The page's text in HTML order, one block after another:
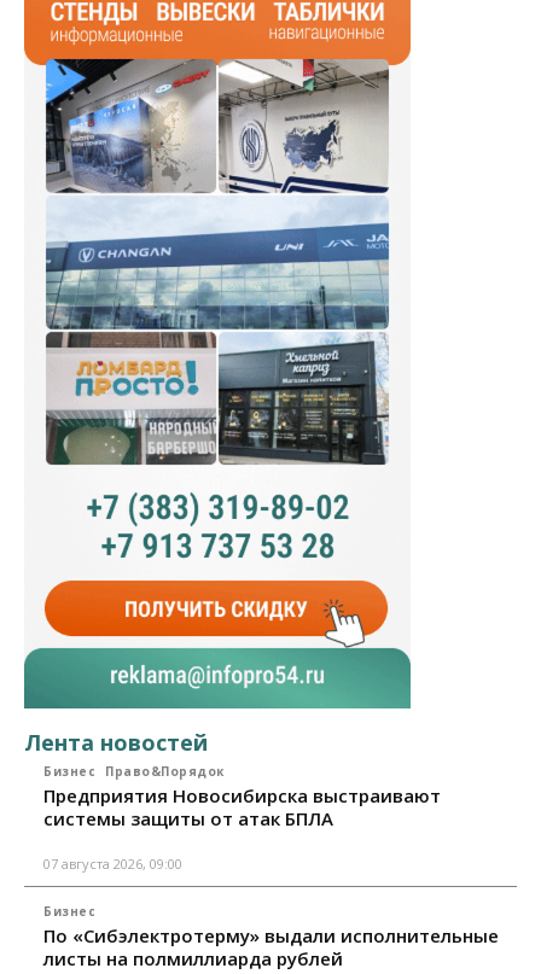
Лента новостей
Бизнес Право&Порядок
Предприятия Новосибирска выстраивают
системы защиты от атак БПЛА
07 августа 2026, 09:00
Бизнес
По «Сибэлектротерму» выдали исполнительные
листы на полмиллиарда рублей